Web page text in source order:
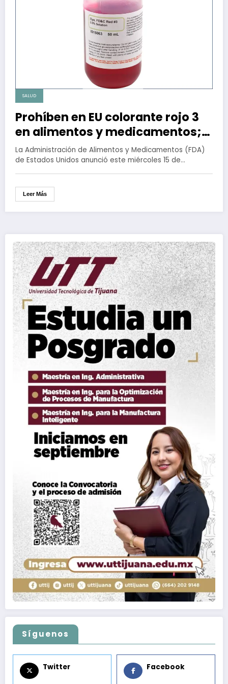
SALUD
Prohíben en EU colorante rojo 3
en alimentos y medicamentos;
causa cáncer en ratas
La Administración de Alimentos y Medicamentos (FDA)
de Estados Unidos anunció este miércoles 15 de…
Leer Más
Síguenos
Twitter Facebook